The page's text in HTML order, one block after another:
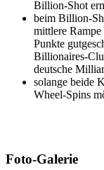
Billion-Shot
beim Billion-
mittlere
Punkte
Billionaires-
deutsche
solange beide
Wheel-Spins
Foto-Galerie